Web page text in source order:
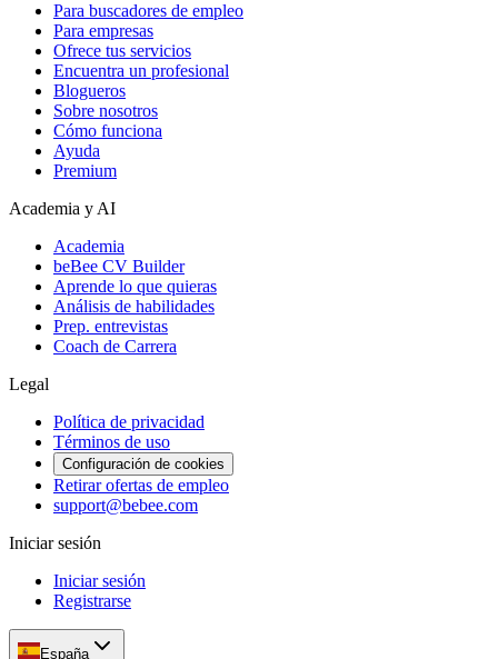
Para buscadores de empleo
Para empresas
Ofrece tus servicios
Encuentra un profesional
Blogueros
Sobre nosotros
Cómo funciona
Ayuda
Premium
Academia y AI
Academia
beBee CV Builder
Aprende lo que quieras
Análisis de habilidades
Prep. entrevistas
Coach de Carrera
Legal
Política de privacidad
Términos de uso
Configuración de cookies
Retirar ofertas de empleo
support@bebee.com
Iniciar sesión
Iniciar sesión
Registrarse
España